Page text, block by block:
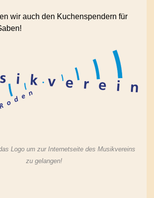
wir auch den Kuchenspendern für
Logo um zur Internetseite des Musikvereins
zu gelangen!